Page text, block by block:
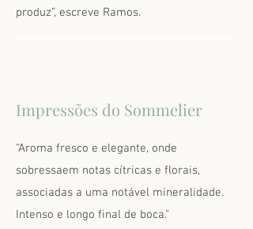
produz”, escreve Ramos.
Impressões do Sommelier
“Aroma fresco e elegante, onde
sobressaem notas cítricas e florais,
associadas a uma notável mineralidade.
Intenso e longo final de boca."